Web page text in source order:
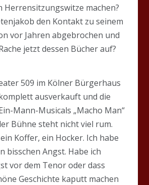
Herrensitzungswitze machen?
den Kontakt zu seinem
vor Jahren abgebrochen und
jetzt dessen Bücher auf?
509 im Kölner Bürgerhaus
ausverkauft und die
Mann-Musicals „Macho Man“
Bühne steht nicht viel rum.
Koffer, ein Hocker. Ich habe
bisschen Angst. Habe ich
vor dem Tenor oder dass
Geschichte kaputt machen